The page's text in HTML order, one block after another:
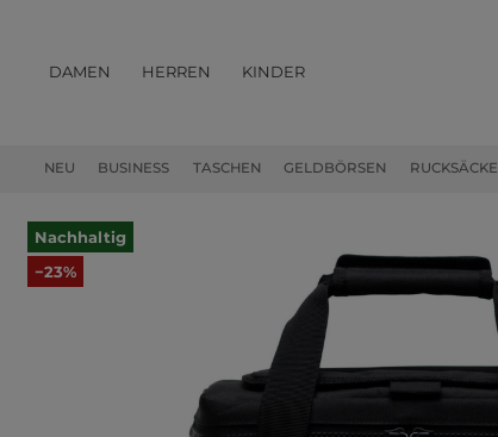
DAMEN HERREN KINDER
NEU BUSINESS TASCHEN GELDBÖRSEN RUCKSÄCKE
Nachhaltig
−23%